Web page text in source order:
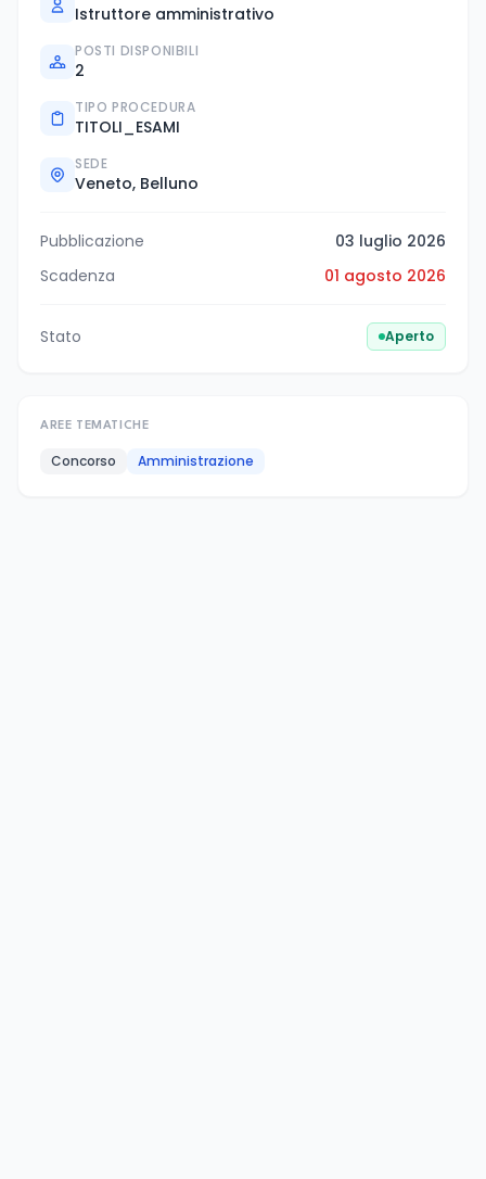
Istruttore amministrativo
POSTI DISPONIBILI
2
TIPO PROCEDURA
TITOLI_ESAMI
SEDE
Veneto, Belluno
Pubblicazione
03 luglio 2026
Scadenza
01 agosto 2026
Stato Aperto
AREE TEMATICHE
Concorso Amministrazione